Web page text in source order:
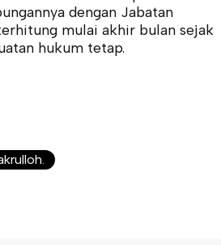
dengan Jabatan
mulai akhir bulan sejak
hukum tetap.